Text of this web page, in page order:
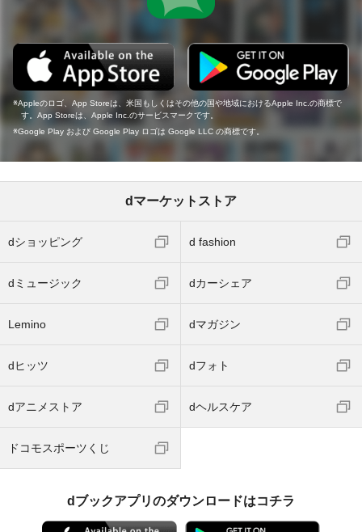
Appleのロゴ、App Storeは、米国もしくはその他の国や地域におけるApple Inc.の商標で
す。App Storeは、Apple Inc.のサービスマークです。
Google Play および Google Play ロゴは Google LLC の商標です。
dマーケットストア
dショッピング d fashion
dミュージック dカーシェア
Lemino dマガジン
dヒッツ dフォト
dアニメストア dヘルスケア
ドコモスポーツくじ
dブックアプリのダウンロードはコチラ